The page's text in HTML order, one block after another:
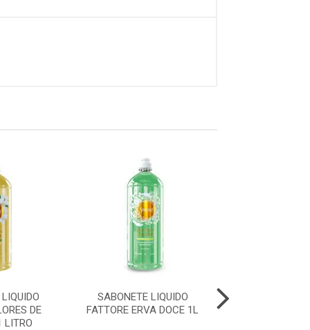
DE
LITRO
SABONETE LIQUIDO
FATTORE ERVA DOCE 1L